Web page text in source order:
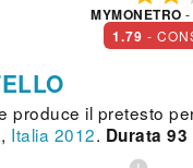
MYMONETRO -
1.79 -
produce il pretesto
, Italia 2012. Durata